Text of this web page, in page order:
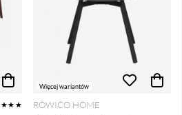
Więcej wariantów
ROWICO HOME